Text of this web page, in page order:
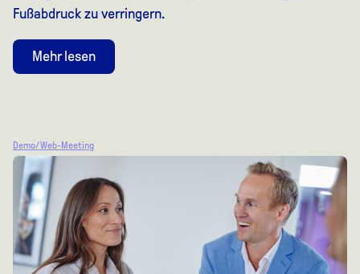
Fußabdruck zu verringern.
Mehr lesen
Demo/Web-Meeting